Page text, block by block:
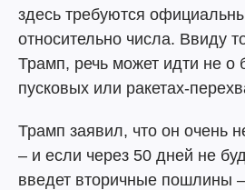
здесь требуются
относительно числа. Ввиду
Трамп, речь может идти не о
пусковых или ракетах-
Трамп заявил, что он очень
– и если через 50 дней не
введет вторичные пошлины